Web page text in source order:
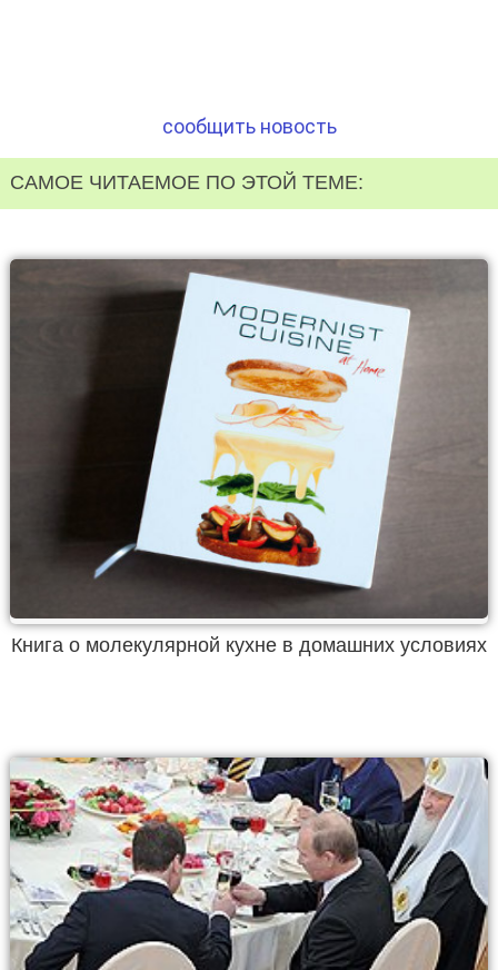
сообщить новость
САМОЕ ЧИТАЕМОЕ ПО ЭТОЙ ТЕМЕ:
Книга о молекулярной кухне в домашних условиях